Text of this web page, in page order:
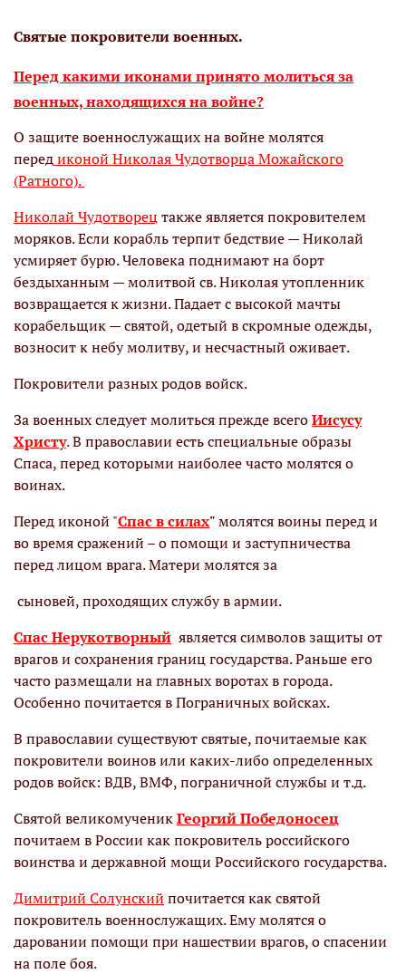
Святые покровители военных.
Перед какими иконами принято молиться за
военных, находящихся на войне?
О защите военнослужащих на войне молятся
передиконой Николая Чудотворца Можайского
(Ратного).
Николай Чудотворецтакже является покровителем
моряков. Если корабль терпит бедствие — Николай
усмиряет бурю. Человека поднимают на борт
бездыханным — молитвой св. Николая утопленник
возвращается к жизни. Падает с высокой мачты
корабельщик — святой, одетый в скромные одежды,
возносит к небу молитву, и несчастный оживает.
Покровители разных родов войск.
За военных следует молиться прежде всегоИисусу
Христу. В православии есть специальные образы
Спаса, перед которыми наиболее часто молятся о
воинах.
Перед иконой "Спас в силах"молятся воины перед и
во время сражений – о помощи и заступничества
перед лицом врага. Матери молятся за
сыновей, проходящих службу в армии.
Спас Нерукотворный является символов защиты от
врагов и сохранения границ государства. Раньше его
часто размещали на главных воротах в города.
Особенно почитается в Пограничных войсках.
В православии существуют святые, почитаемые как
покровители воинов или каких-либо определенных
родов войск: ВДВ, ВМФ, пограничной службы и т.д.
Святой великомученикГеоргий Победоносец
почитаем в России как покровитель российского
воинства и державной мощи Российского государства.
Димитрий Солунский почитается как святой
покровитель военнослужащих. Ему молятся о
даровании помощи при нашествии врагов, о спасении
на поле боя.